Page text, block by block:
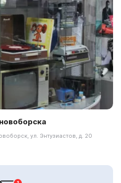
ул. Энтузиастов, д. 20